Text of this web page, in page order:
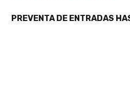
PREVENTA DE ENTRADAS